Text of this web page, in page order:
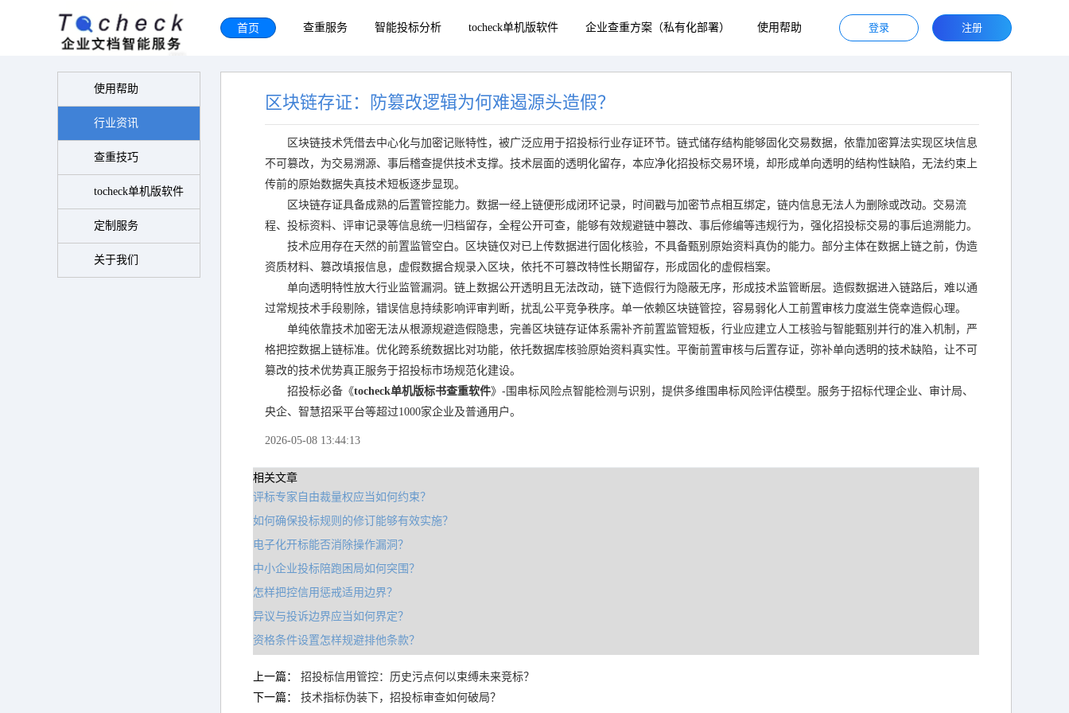
首页 查重服务 智能投标分析 tocheck单机版软件 企业查重方案（私有化部署） 使用帮助 登录 注册
使用帮助
行业资讯
查重技巧
tocheck单机版软件
定制服务
关于我们
区块链存证：防篡改逻辑为何难遏源头造假？
区块链技术凭借去中心化与加密记账特性，被广泛应用于招投标行业存证环节。链式储存结构能够固化交易数据，依靠加密算法实现区块信息
不可篡改，为交易溯源、事后稽查提供技术支撑。技术层面的透明化留存，本应净化招投标交易环境，却形成单向透明的结构性缺陷，无法约束上
传前的原始数据失真技术短板逐步显现。
区块链存证具备成熟的后置管控能力。数据一经上链便形成闭环记录，时间戳与加密节点相互绑定，链内信息无法人为删除或改动。交易流
程、投标资料、评审记录等信息统一归档留存，全程公开可查，能够有效规避链中篡改、事后修编等违规行为，强化招投标交易的事后追溯能力。
技术应用存在天然的前置监管空白。区块链仅对已上传数据进行固化核验，不具备甄别原始资料真伪的能力。部分主体在数据上链之前，伪造
资质材料、篡改填报信息，虚假数据合规录入区块，依托不可篡改特性长期留存，形成固化的虚假档案。
单向透明特性放大行业监管漏洞。链上数据公开透明且无法改动，链下造假行为隐蔽无序，形成技术监管断层。造假数据进入链路后，难以通
过常规技术手段剔除，错误信息持续影响评审判断，扰乱公平竞争秩序。单一依赖区块链管控，容易弱化人工前置审核力度滋生侥幸造假心理。
单纯依靠技术加密无法从根源规避造假隐患，完善区块链存证体系需补齐前置监管短板，行业应建立人工核验与智能甄别并行的准入机制，严
格把控数据上链标准。优化跨系统数据比对功能，依托数据库核验原始资料真实性。平衡前置审核与后置存证，弥补单向透明的技术缺陷，让不可
篡改的技术优势真正服务于招投标市场规范化建设。
招投标必备《tocheck单机版标书查重软件》-围串标风险点智能检测与识别，提供多维围串标风险评估模型。服务于招标代理企业、审计局、
央企、智慧招采平台等超过1000家企业及普通用户。
2026-05-08 13:44:13
相关文章
评标专家自由裁量权应当如何约束？
如何确保投标规则的修订能够有效实施？
电子化开标能否消除操作漏洞？
中小企业投标陪跑困局如何突围？
怎样把控信用惩戒适用边界？
异议与投诉边界应当如何界定？
资格条件设置怎样规避排他条款？
上一篇： 招投标信用管控：历史污点何以束缚未来竞标？
下一篇： 技术指标伪装下，招投标审查如何破局？